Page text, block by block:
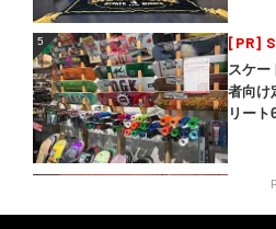
5 [PR]
スケー
者向け
リート
CLIMB
GoPro